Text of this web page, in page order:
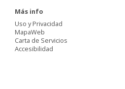
Más info
Uso y Privacidad
MapaWeb
Carta de Servicios
Accesibilidad